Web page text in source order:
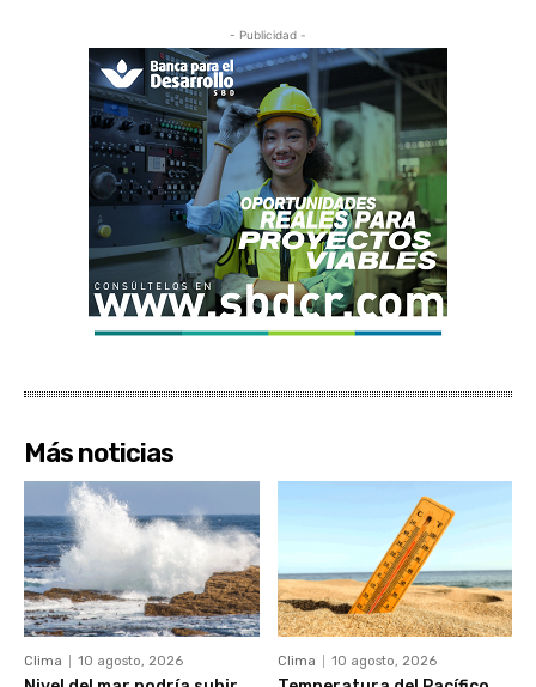
- Publicidad -
Más noticias
Clima 10 agosto, 2026 Clima 10 agosto, 2026